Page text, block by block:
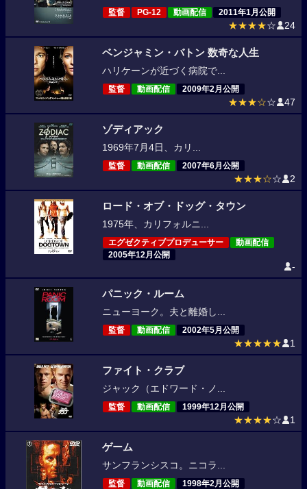
監督 PG-12 動画配信 2011年1月公開
★★★★☆ 24
ベンジャミン・バトン 数奇な人生
ハリケーンが近づく病院で...
監督 動画配信 2009年2月公開
★★★☆☆ 47
ゾディアック
1969年7月4日、カリ...
監督 動画配信 2007年6月公開
★★★☆☆ 2
ロード・オブ・ドッグ・タウン
1975年、カリフォルニ...
エグゼクティブプロデューサー
動画配信
2005年12月公開
-
パニック・ルーム
ニューヨーク。夫と離婚し...
監督 動画配信 2002年5月公開
★★★★★ 1
ファイト・クラブ
ジャック（エドワード・ノ...
監督 動画配信 1999年12月公開
★★★★☆ 1
ゲーム
サンフランシスコ。ニコラ...
監督 動画配信 1998年2月公開